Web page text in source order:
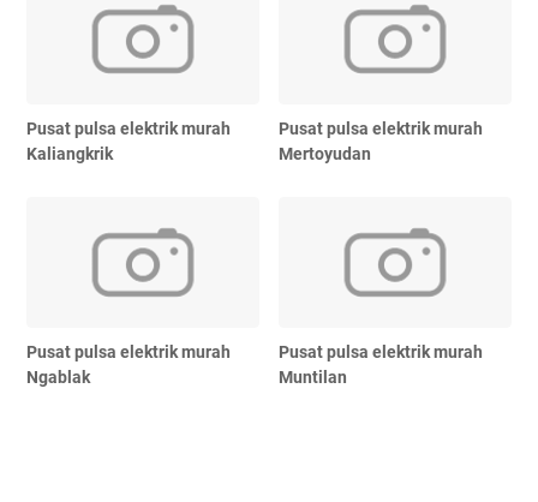
Pusat pulsa elektrik murah
Kaliangkrik
Pusat pulsa elektrik murah
Mertoyudan
Pusat pulsa elektrik murah
Ngablak
Pusat pulsa elektrik murah
Muntilan